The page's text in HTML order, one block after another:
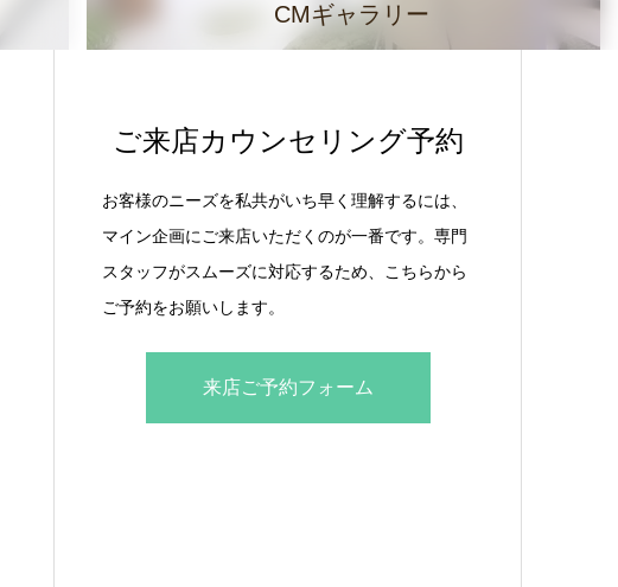
CMギャラリー
ご来店カウンセリング予約
お客様のニーズを私共がいち早く理解するには、
マイン企画にご来店いただくのが一番です。専門
スタッフがスムーズに対応するため、こちらから
ご予約をお願いします。
来店ご予約フォーム